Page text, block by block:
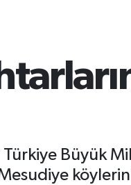
Büyük